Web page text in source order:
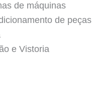
de máquinas
de peças
e Vistoria